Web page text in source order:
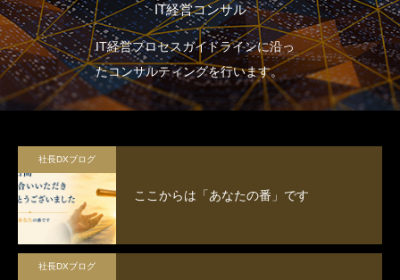
IT経営コンサル
IT経営プロセスガイドラインに沿っ
たコンサルティングを行います。
社長DXブログ
ここからは「あなたの番」です
社長DXブログ